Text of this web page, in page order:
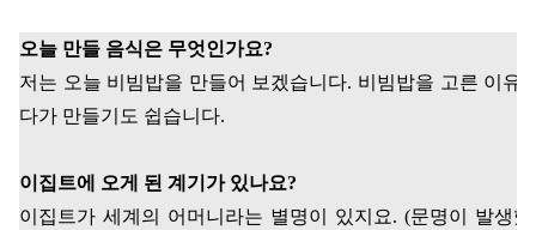
오늘 만들 음식은 무엇인가요?
저는 오늘 비빔밥을 만들어 보겠습니다. 비빔밥을 고른 이유
다가 만들기도 쉽습니다.
이집트에 오게 된 계기가 있나요?
이집트가 세계의 어머니라는 별명이 있지요. (문명이 발생